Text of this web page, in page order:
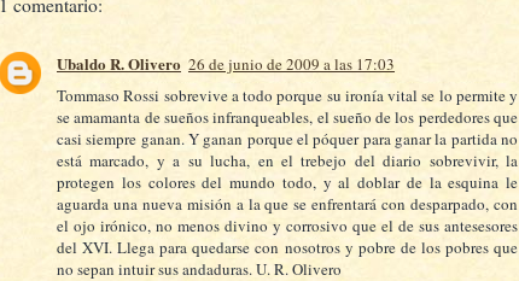
1 comentario:
Ubaldo R. Olivero 26 de junio de 2009 a las 17:03
Tommaso Rossi sobrevive a todo porque su ironía vital se lo permite y
se amamanta de sueños infranqueables, el sueño de los perdedores que
casi siempre ganan. Y ganan porque el póquer para ganar la partida no
está marcado, y a su lucha, en el trebejo del diario sobrevivir, la
protegen los colores del mundo todo, y al doblar de la esquina le
aguarda una nueva misión a la que se enfrentará con desparpado, con
el ojo irónico, no menos divino y corrosivo que el de sus antesesores
del XVI. Llega para quedarse con nosotros y pobre de los pobres que
no sepan intuir sus andaduras. U. R. Olivero